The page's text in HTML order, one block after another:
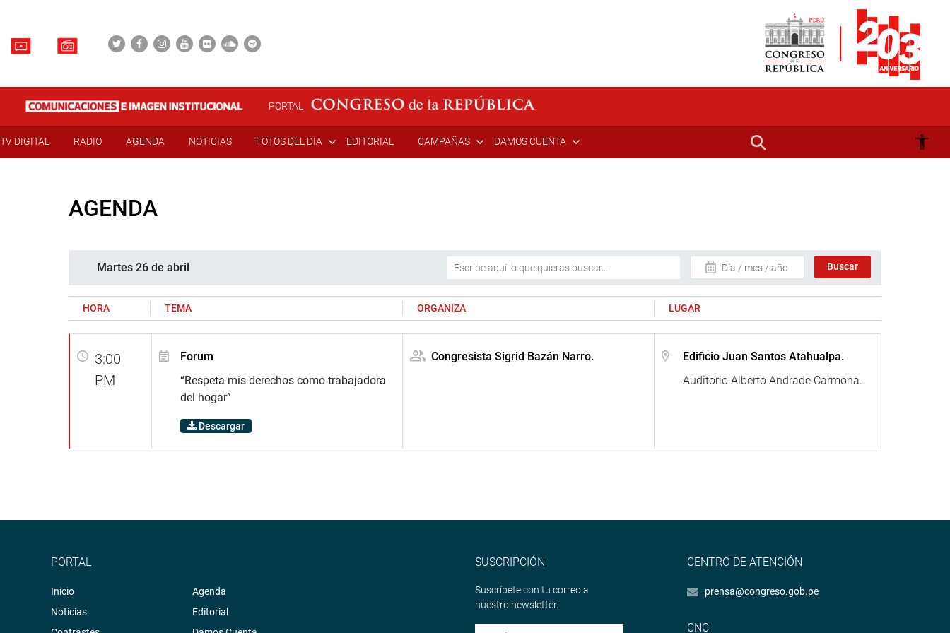
PORTAL
TV DIGITAL RADIO AGENDA NOTICIAS FOTOS DEL DÍA EDITORIAL CAMPAÑAS DAMOS CUENTA
AGENDA
Martes 26 de abril Día / mes / año
HORA TEMA ORGANIZA LUGAR
3:00
PM
Forum
“Respeta mis derechos como trabajadora
del hogar”
Descargar
Congresista Sigrid Bazán Narro.
Edificio Juan Santos Atahualpa.
Auditorio Alberto Andrade Carmona.
PORTAL
Inicio
Noticias
Agenda
Editorial
SUSCRIPCIÓN
Suscríbete con tu correo a
nuestro newsletter.
CENTRO DE ATENCIÓN
prensa@congreso.gob.pe
CNC